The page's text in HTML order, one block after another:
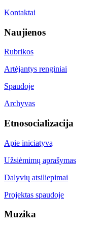
Kontaktai
Naujienos
Rubrikos
Artėjantys renginiai
Spaudoje
Archyvas
Etnosocializacija
Apie iniciatyvą
Užsiėmimų aprašymas
Dalyvių atsiliepimai
Projektas spaudoje
Muzika